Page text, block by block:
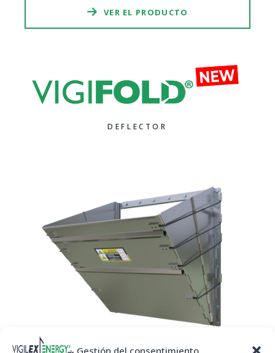
Gestión del consentimiento
VER EL PRODUCTO
DEFLECTOR